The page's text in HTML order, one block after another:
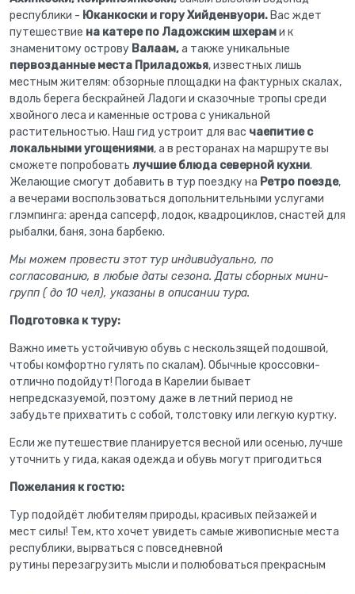
республики - Юканкоски и гору Хийденвуори. Вас ждет
путешествие на катере по Ладожским шхерами к
знаменитому острову Валаам,а также уникальные
первозданные места Приладожья, известных лишь
местным жителям: обзорные площадки на фактурных скалах,
вдоль берега бескрайней Ладоги и сказочные тропы среди
хвойного леса и каменные острова с уникальной
растительностью. Наш гид устроит для вас чаепитие с
локальными угощениями, а в ресторанах на маршруте вы
сможете попробовать лучшие блюда северной кухни.
Желающие смогут добавить в тур поездку на Ретро поезде,
а вечерами воспользоваться допольнительными услугами
глэмпинга: аренда сапсерф, лодок, квадроциклов, снастей для
рыбалки, баня, зона барбекю.
Мы можем провести этот тур индивидуально, по
согласованию, в любые даты сезона. Даты сборных мини-
групп ( до 10 чел), указаны в описании тура.
Подготовка к туру:
Важно иметь устойчивую обувь с нескользящей подошвой,
чтобы комфортно гулять по скалам). Обычные кроссовки-
отлично подойдут! Погода в Карелии бывает
непредсказуемой, поэтому даже в летний период не
забудьте прихватить с собой, толстовку или легкую куртку.
Если же путешествие планируется весной или осенью, лучше
уточнить у гида, какая одежда и обувь могут пригодиться
Пожелания к гостю:
Тур подойдёт любителям природы, красивых пейзажей и
мест силы! Тем, кто хочет увидеть самые живописные места
республики, вырваться с повседневной
рутины перезагрузить мысли и полюбоваться прекрасным